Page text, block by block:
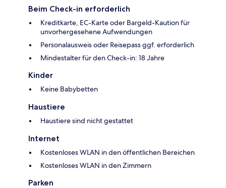
Beim Check-in erforderlich
Kreditkarte, EC-Karte oder Bargeld-Kaution für
unvorhergesehene Aufwendungen
Personalausweis oder Reisepass ggf. erforderlich
Mindestalter für den Check-in: 18 Jahre
Kinder
Keine Babybetten
Haustiere
Haustiere sind nicht gestattet
Internet
Kostenloses WLAN in den öffentlichen Bereichen
Kostenloses WLAN in den Zimmern
Parken